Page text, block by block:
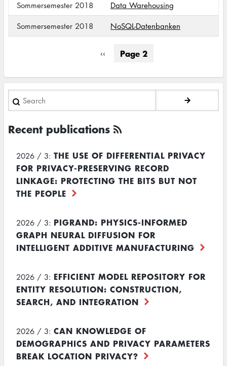
Sommersemester 2018 Data Warehousing
Sommersemester 2018 NoSQL-Datenbanken
Previous
‹‹ Page 2
Search
Recent publications
2026 / 3: THE USE OF DIFFERENTIAL PRIVACY
FOR PRIVACY-PRESERVING RECORD
LINKAGE: PROTECTING THE BITS BUT NOT
THE PEOPLE
2026 / 3: PIGRAND: PHYSICS-INFORMED
GRAPH NEURAL DIFFUSION FOR
INTELLIGENT ADDITIVE MANUFACTURING
2026 / 3: EFFICIENT MODEL REPOSITORY FOR
ENTITY RESOLUTION: CONSTRUCTION,
SEARCH, AND INTEGRATION
2026 / 3: CAN KNOWLEDGE OF
DEMOGRAPHICS AND PRIVACY PARAMETERS
BREAK LOCATION PRIVACY?